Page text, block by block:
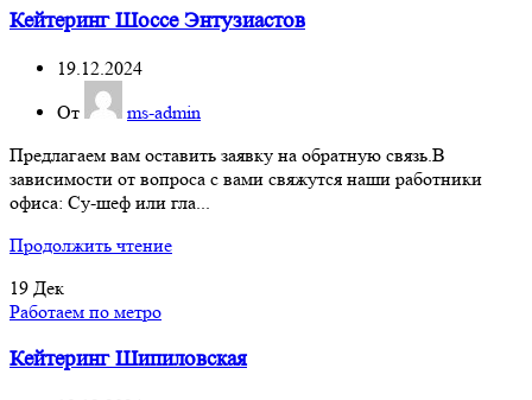
Кейтеринг Шоссе Энтузиастов
19.12.2024
От
ms-admin
Предлагаем вам оставить заявку на обратную связь.В
зависимости от вопроса с вами свяжутся наши работники
офиса: Су-шеф или гла...
Продолжить чтение
19 Дек
Работаем по метро
Кейтеринг Шипиловская